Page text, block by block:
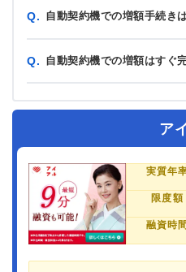
Q. 自動契約機での増額手続き
Q. 自動契約機での増額はすぐ
ア
実質年
限度額
融資時間